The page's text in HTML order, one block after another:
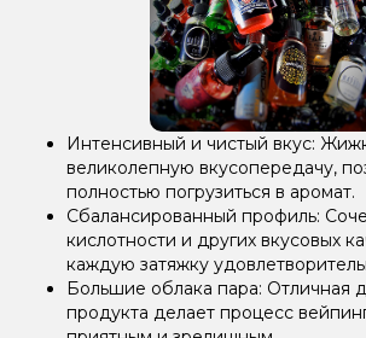
Интенсивный и чистый вкус:
великолепную вкусопередачу,
полностью погрузиться в аромат.
Сбалансированный профиль:
кислотности и других вкусовых
каждую затяжку
Большие облака пара: Отличная
продукта делает процесс